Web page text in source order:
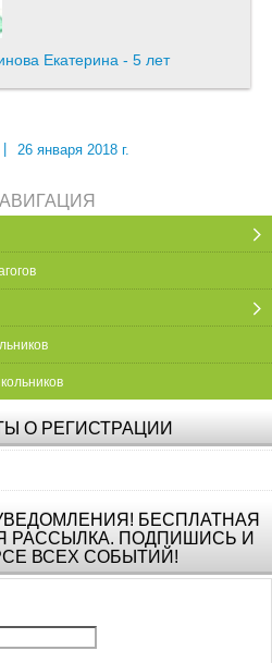
Екатерина - 5 лет
26 января 2018 г.
О РЕГИСТРАЦИИ
БЕСПЛАТНАЯ
РАССЫЛКА. ПОДПИШИСЬ И
ВСЕХ СОБЫТИЙ!